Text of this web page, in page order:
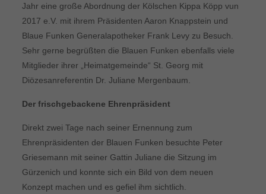
Jahr eine große Abordnung der Kölschen Kippa Köpp vun
2017 e.V. mit ihrem Präsidenten Aaron Knappstein und
Blaue Funken Generalapotheker Frank Levy zu Besuch.
Sehr gerne begrüßten die Blauen Funken ebenfalls viele
Mitglieder ihrer „Heimatgemeinde“ St. Georg mit
Diözesanreferentin Dr. Juliane Mergenbaum.
Der frischgebackene Ehrenpräsident
Direkt zwei Tage nach seiner Ernennung zum
Ehrenpräsidenten der Blauen Funken besuchte Peter
Griesemann mit seiner Gattin Juliane die Sitzung im
Gürzenich und konnte sich ein Bild von dem neuen
Konzept machen und es gefiel ihm sichtlich.